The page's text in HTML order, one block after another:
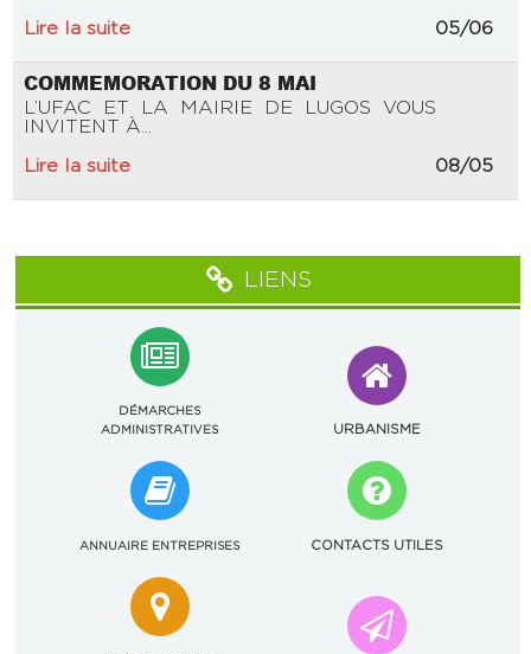
Lire la suite 05/06
COMMEMORATION DU 8 MAI
L’UFAC ET LA MAIRIE DE LUGOS VOUS
INVITENT À...
Lire la suite 08/05
LIENS
DÉMARCHES
ADMINISTRATIVES
URBANISME
ANNUAIRE ENTREPRISES CONTACTS UTILES